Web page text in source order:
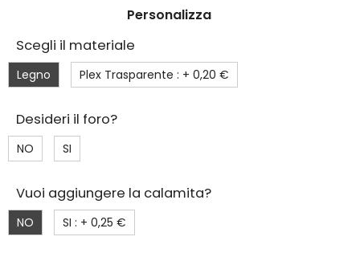
Personalizza
Scegli il materiale
Legno Plex Trasparente : + 0,20 €
Desideri il foro?
NO SI
Vuoi aggiungere la calamita?
NO SI : + 0,25 €